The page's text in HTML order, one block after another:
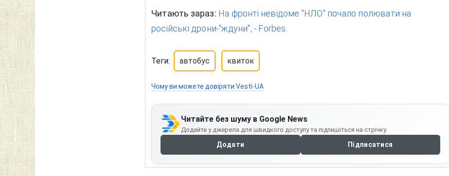
Читають зараз: На фронті невідоме "НЛО" почало полювати на
російські дрони-"ждуни", - Forbes.
Теги: автобус квиток
Чому ви можете довіряти Vesti-UA
Читайте без шуму в Google News
Додайте у джерела для швидкого доступу та підпишіться на стрічку
Додати Підписатися